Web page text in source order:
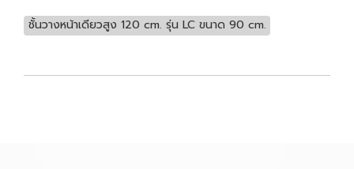
ชั้นวางหน้าเดียวสูง 120 cm. รุ่น LC ขนาด 90 cm.